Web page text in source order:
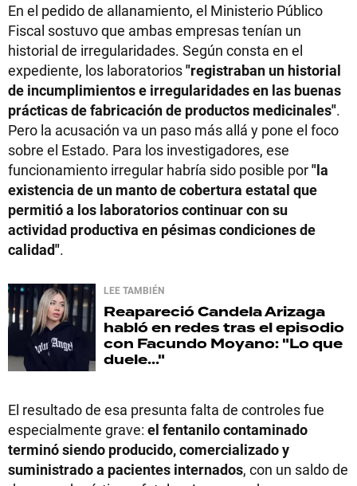
En el pedido de allanamiento, el Ministerio Público
Fiscal sostuvo que ambas empresas tenían un
historial de irregularidades. Según consta en el
expediente, los laboratorios"registraban un historial
de incumplimientos e irregularidades en las buenas
prácticas de fabricación de productos medicinales".
Pero la acusación va un paso más allá y pone el foco
sobre el Estado. Para los investigadores, ese
funcionamiento irregular habría sido posible por"la
existencia de un manto de cobertura estatal que
permitió a los laboratorios continuar con su
actividad productiva en pésimas condiciones de
calidad".
LEE TAMBIÉN
ReaparecióCandela Arizaga
habló en redes tras el episodio
con Facundo Moyano: "Lo que
duele..."
El resultado de esa presunta falta de controles fue
especialmente grave: el fentanilo contaminado
terminó siendo producido, comercializado y
suministrado a pacientes internados, con un saldo de